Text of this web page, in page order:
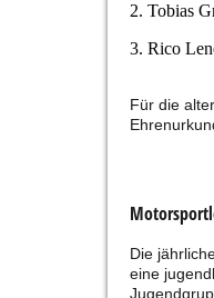
2. Tobias
3. Rico
Für die
Die
eine